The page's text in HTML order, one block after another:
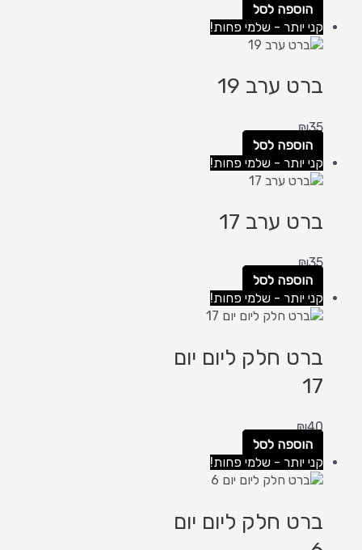
הוספה לסל
קני יותר - שלמי פחות!
ברט ערב 19
₪35
הוספה לסל
קני יותר - שלמי פחות!
ברט ערב 17
₪35
הוספה לסל
קני יותר - שלמי פחות!
ברט חלק ליום יום
17
₪40
הוספה לסל
קני יותר - שלמי פחות!
ברט חלק ליום יום